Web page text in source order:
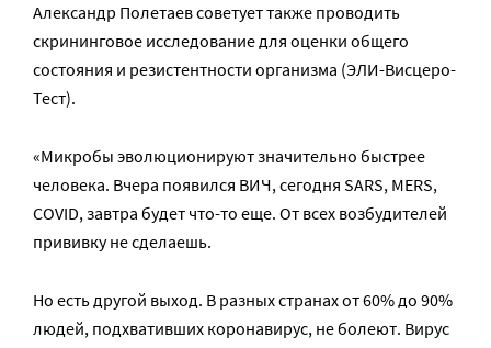
Александр Полетаев советует также проводить
скрининговое исследование для оценки общего
состояния и резистентности организма (ЭЛИ-Висцеро-
Тест).
«Микробы эволюционируют значительно быстрее
человека. Вчера появился ВИЧ, сегодня SARS, MERS,
COVID, завтра будет что-то еще. От всех возбудителей
прививку не сделаешь.
Но есть другой выход. В разных странах от 60% до 90%
людей, подхвативших коронавирус, не болеют. Вирус